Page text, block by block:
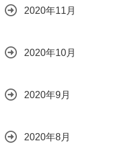
2020年11月
2020年10月
2020年9月
2020年8月